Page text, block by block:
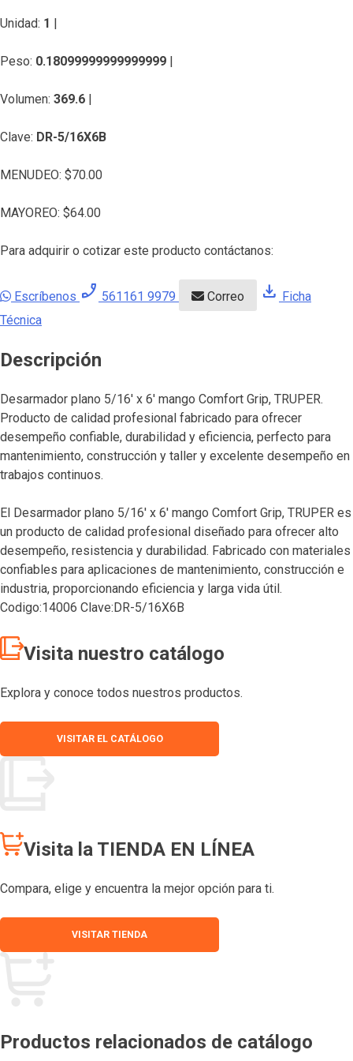
Unidad: 1 |
Peso: 0.18099999999999999 |
Volumen: 369.6 |
Clave: DR-5/16X6B
MENUDEO: $70.00
MAYOREO: $64.00
Para adquirir o cotizar este producto contáctanos:
Escríbenos phone_enabled 561161 9979 Correo download Ficha
Técnica
Descripción
Desarmador plano 5/16′ x 6′ mango Comfort Grip, TRUPER.
Producto de calidad profesional fabricado para ofrecer
desempeño confiable, durabilidad y eficiencia, perfecto para
mantenimiento, construcción y taller y excelente desempeño en
trabajos continuos.
El Desarmador plano 5/16′ x 6′ mango Comfort Grip, TRUPER es
un producto de calidad profesional diseñado para ofrecer alto
desempeño, resistencia y durabilidad. Fabricado con materiales
confiables para aplicaciones de mantenimiento, construcción e
industria, proporcionando eficiencia y larga vida útil.
Codigo:14006 Clave:DR-5/16X6B
Visita nuestro catálogo
Explora y conoce todos nuestros productos.
VISITAR EL CATÁLOGO
Visita la TIENDA EN LÍNEA
Compara, elige y encuentra la mejor opción para ti.
VISITAR TIENDA
Productos relacionados de catálogo